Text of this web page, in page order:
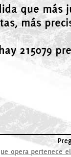
que más
más
215079
opera pertenece